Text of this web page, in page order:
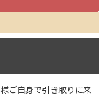
ご自身で引き取りに来